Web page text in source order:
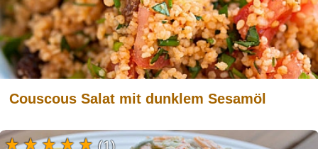
Couscous Salat mit dunklem Sesamöl